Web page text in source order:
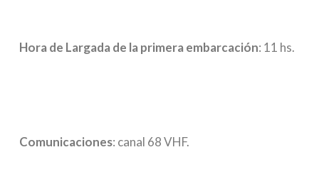
Hora de Largada de la primera embarcación: 11 hs.
Comunicaciones: canal 68 VHF.